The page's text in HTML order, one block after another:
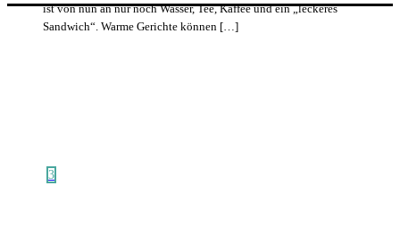
ist von nun an nur noch Wasser, Tee, Kaffee und ein „leckeres
Sandwich“. Warme Gerichte können […]
3